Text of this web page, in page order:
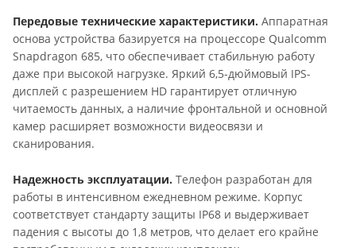
Передовые технические характеристики. Аппаратная
основа устройства базируется на процессоре Qualcomm
Snapdragon 685, что обеспечивает стабильную работу
даже при высокой нагрузке. Яркий 6,5-дюймовый IPS-
дисплей с разрешением HD гарантирует отличную
читаемость данных, а наличие фронтальной и основной
камер расширяет возможности видеосвязи и
сканирования.
Надежность эксплуатации. Телефон разработан для
работы в интенсивном ежедневном режиме. Корпус
соответствует стандарту защиты IP68 и выдерживает
падения с высоты до 1,8 метров, что делает его крайне